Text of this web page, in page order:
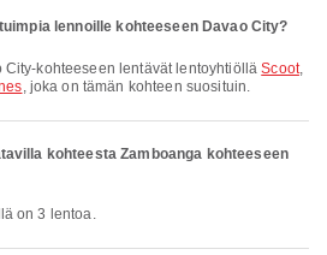
lennoille kohteeseen Davao City?
City-kohteeseen lentävät lentoyhtiölläScoot,
, joka on tämän kohteen suosituin.
kohteesta Zamboanga kohteeseen
on 3 lentoa.